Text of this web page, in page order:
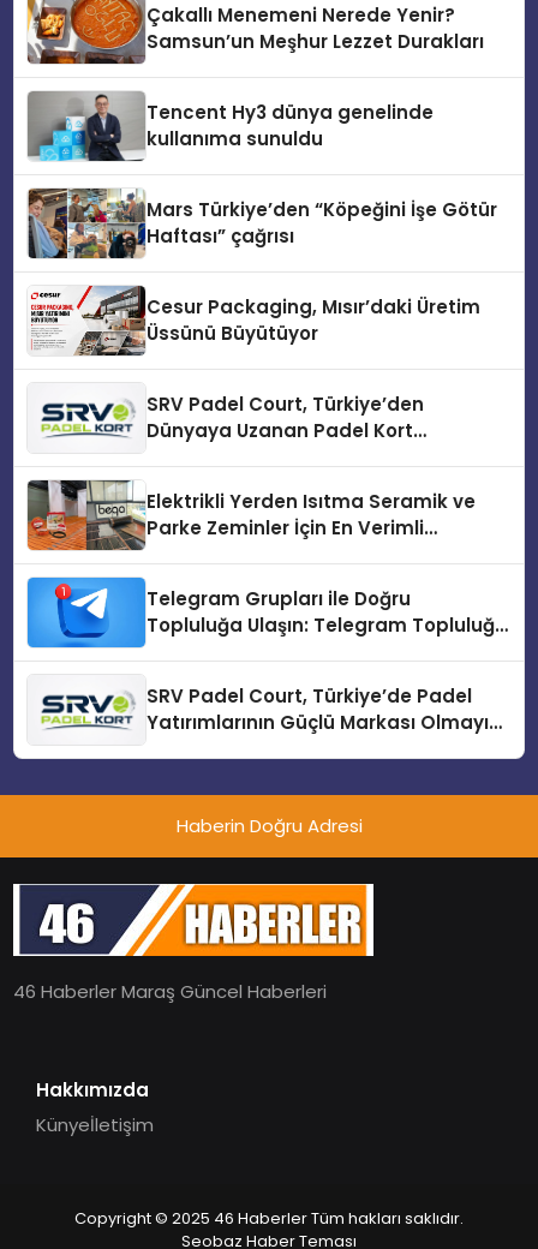
Çakallı Menemeni Nerede Yenir?
Samsun’un Meşhur Lezzet Durakları
Tencent Hy3 dünya genelinde
kullanıma sunuldu
Mars Türkiye’den “Köpeğini İşe Götür
Haftası” çağrısı
Cesur Packaging, Mısır’daki Üretim
Üssünü Büyütüyor
SRV Padel Court, Türkiye’den
Dünyaya Uzanan Padel Kort
Elektrikli Yerden Isıtma Seramik ve
Parke Zeminler İçin En Verimli
Telegram Grupları ile Doğru
Topluluğa Ulaşın: Telegram Topluluğu
SRV Padel Court, Türkiye’de Padel
Yatırımlarının Güçlü Markası Olmayı
Haberin Doğru Adresi
46 Haberler Maraş Güncel Haberleri
Hakkımızda
Künyeİletişim
Copyright © 2025 46 Haberler Tüm hakları saklıdır.
Seobaz Haber Teması